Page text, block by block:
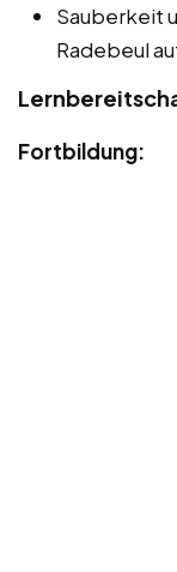
Sauberkeit
Radebeul
Fortbildung: